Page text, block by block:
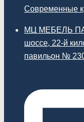
Современные
МЦ МЕБЕЛЬ
шоссе, 22-й
павильон №